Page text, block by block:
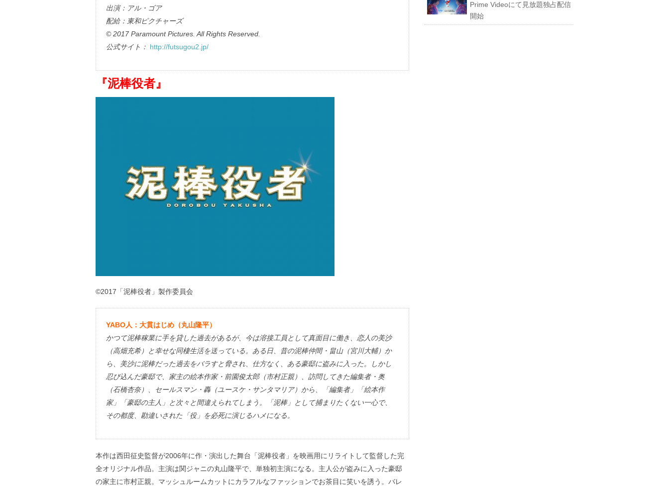
出演：アル・ゴア
配給：東和ピクチャーズ
© 2017 Paramount Pictures. All Rights Reserved.
公式サイト： http://futsugou2.jp/
『泥棒役者』
©2017「泥棒役者」製作委員会
YABO人：大貫はじめ（丸山隆平）
かつて泥棒稼業に手を貸した過去があるが、今は溶接工員として真面目に働き、恋人の美沙
（高畑充希）と幸せな同棲生活を送っている。ある日、昔の泥棒仲間・畠山（宮川大輔）か
ら、美沙に泥棒だった過去をバラすと脅され、仕方なく、ある豪邸に盗みに入った。しかし
忍び込んだ豪邸で、家主の絵本作家・前園俊太郎（市村正親）、訪問してきた編集者・奥
（石橋杏奈）、セールスマン・轟（ユースケ・サンタマリア）から、「編集者」「絵本作
家」「豪邸の主人」と次々と間違えられてしまう。「泥棒」として捕まりたくない一心で、
その都度、勘違いされた「役」を必死に演じるハメになる。
本作は西田征史監督が2006年に作・演出した舞台「泥棒役者」を映画用にリライトして監督した完
全オリジナル作品。主演は関ジャニの丸山隆平で、単独初主演になる。主人公が盗みに入った豪邸
の家主に市村正親。マッシュルームカットにカラフルなファッションでお茶目に笑いを誘う。バレ
Prime Videoにて見放題独占配信
開始